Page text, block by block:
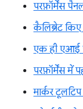
परफ़ॉर्मेंस
कैलिब्रेट किए
एक ही एआई
परफ़ॉर्मेंस में
मार्कर